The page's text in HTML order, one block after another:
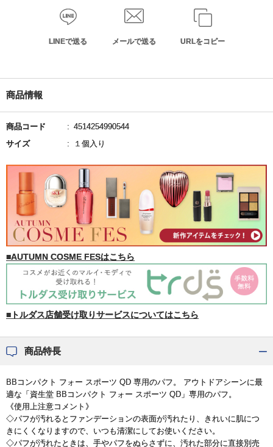
LINEで送る メールで送る URLをコピー
商品情報
商品コード
4514254990544
サイズ
１個入り
■AUTUMN COSME FESはこちら
■トルダス店舗受け取りサービスについてはこちら
商品特長
BBコンパクト フォー スポーツ QD 専用のパフ。 アウトドアシーンに最
適な「資生堂 BBコンパクト フォー スポーツ QD」専用のパフ。
《使用上注意コメント》
◇パフが汚れるとファンデーションの表面が汚れたり、きれいに肌につ
きにくくなりますので、いつも清潔にしてお使いください。
◇パフが汚れたときは、手やパフをぬらさずに、汚れた部分に直接別売